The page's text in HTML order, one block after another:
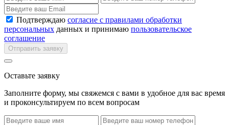
Подтверждаю согласие с правилами обработки
персональных данных и принимаю пользовательское
соглашение
Отправить заявку
Оставьте заявку
Заполните форму, мы свяжемся с вами в удобное для вас время
и проконсультируем по всем вопросам